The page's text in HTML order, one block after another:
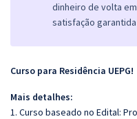
dinheiro de volta
satisfação
Curso para Residência UEPG!
Mais detalhes:
1. Curso baseado no Edital: